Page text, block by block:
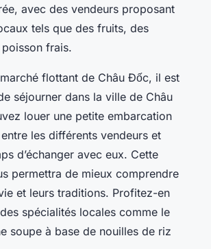
avec des vendeurs proposant
tels que des fruits, des
frais.
flottant de Châu Đốc, il est
séjourner dans la ville de Châu
louer une petite embarcation
les différents vendeurs et
d’échanger avec eux. Cette
permettra de mieux comprendre
et leurs traditions. Profitez-en
spécialités locales comme le
soupe à base de nouilles de riz